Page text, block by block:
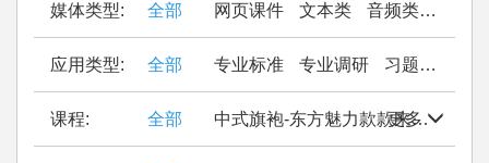
媒体类型: 全部 网页课件 文本类 音频类
应用类型: 全部 专业标准 专业调研 习题作业
更多
课程: 全部 中式旗袍-东方魅力款款来 Seal